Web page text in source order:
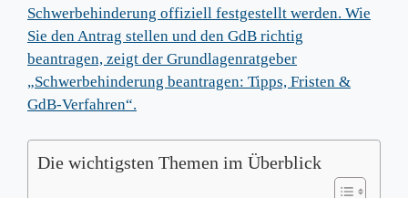
Schwerbehinderung offiziell festgestellt werden. Wie
Sie den Antrag stellen und den GdB richtig
beantragen, zeigt der Grundlagenratgeber
„Schwerbehinderung beantragen: Tipps, Fristen &
GdB-Verfahren“.
Die wichtigsten Themen im Überblick